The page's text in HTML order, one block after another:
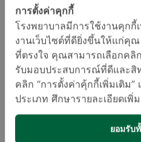
(สุขภาพ) กับหมอ EP.48
7 พฤติกรรมเข้าใจผิดของผู้
สูงอายุในการกินยา |
Believe หมอ or not EP.9
การตั้งค่าคุกกี้
โรงพยาบาลมีการใช้งานคุก
งานเว็บไซต์ที่ดียิ่งขึ้นให้แก่คุ
ที่ตรงใจ คุณสามารถเลือกคลิ
รับมอบประสบการณ์ที่ดีและสิ
คลิก “การตั้งค่าคุ้กกี้เพิ่มเติม”
ประเภท ศึกษารายละเอียดเพิ่
ยอมรับ